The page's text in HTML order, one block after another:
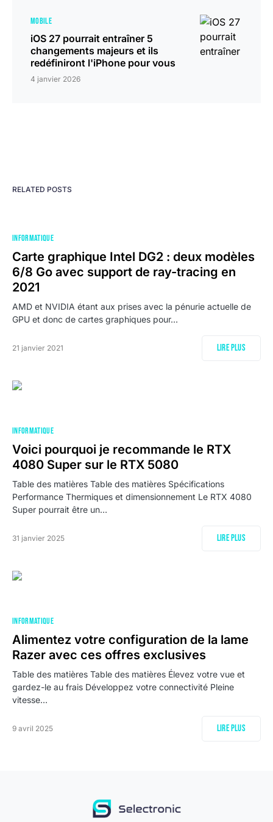
MOBILE
iOS 27 pourrait entraîner 5
changements majeurs et ils
redéfiniront l'iPhone pour vous
4 janvier 2026
RELATED POSTS
INFORMATIQUE
Carte graphique Intel DG2 : deux modèles
6/8 Go avec support de ray-tracing en
2021
AMD et NVIDIA étant aux prises avec la pénurie actuelle de
GPU et donc de cartes graphiques pour…
21 janvier 2021 Lire plus
INFORMATIQUE
Voici pourquoi je recommande le RTX
4080 Super sur le RTX 5080
Table des matières Table des matières Spécifications
Performance Thermiques et dimensionnement Le RTX 4080
Super pourrait être un…
31 janvier 2025 Lire plus
INFORMATIQUE
Alimentez votre configuration de la lame
Razer avec ces offres exclusives
Table des matières Table des matières Élevez votre vue et
gardez-le au frais Développez votre connectivité Pleine
vitesse…
9 avril 2025 Lire plus